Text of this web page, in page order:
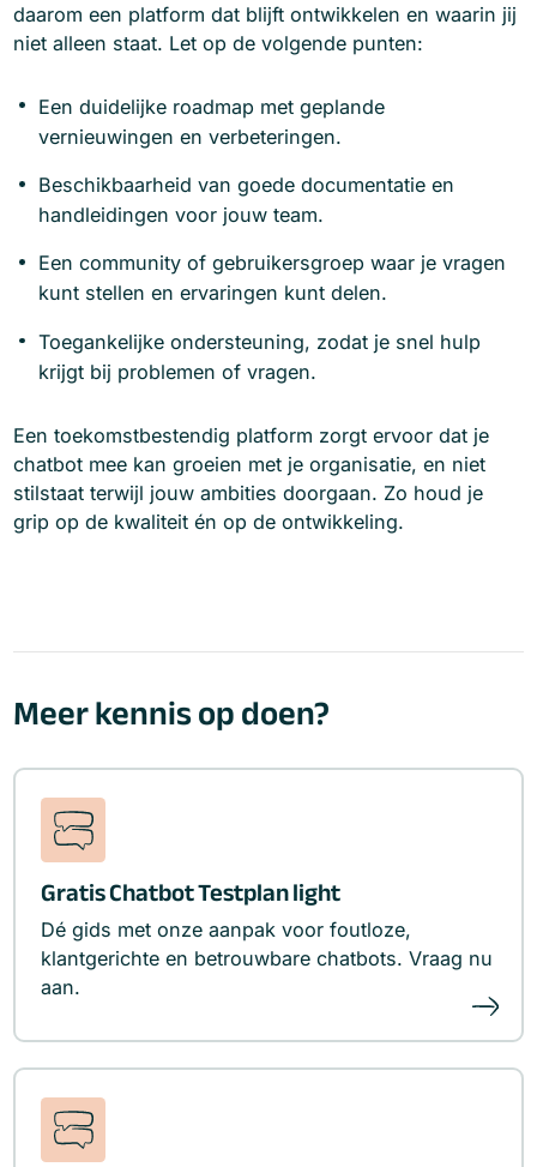
daarom een platform dat blijft ontwikkelen en waarin jij
niet alleen staat. Let op de volgende punten:
Een duidelijke roadmap met geplande
vernieuwingen en verbeteringen.
Beschikbaarheid van goede documentatie en
handleidingen voor jouw team.
Een community of gebruikersgroep waar je vragen
kunt stellen en ervaringen kunt delen.
Toegankelijke ondersteuning, zodat je snel hulp
krijgt bij problemen of vragen.
Een toekomstbestendig platform zorgt ervoor dat je
chatbot mee kan groeien met je organisatie, en niet
stilstaat terwijl jouw ambities doorgaan. Zo houd je
grip op de kwaliteit én op de ontwikkeling.
Meer kennis op doen?
Gratis Chatbot Testplan light
Dé gids met onze aanpak voor foutloze,
klantgerichte en betrouwbare chatbots. Vraag nu
aan.